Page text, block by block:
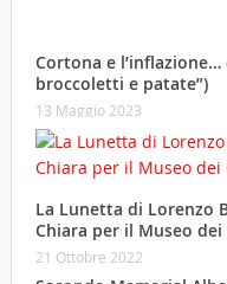
La Lunetta di Lorenzo
Chiara per il Museo
21 Ottobre 2022
Secondo Memorial
svolgimento
03 Settembre 2022